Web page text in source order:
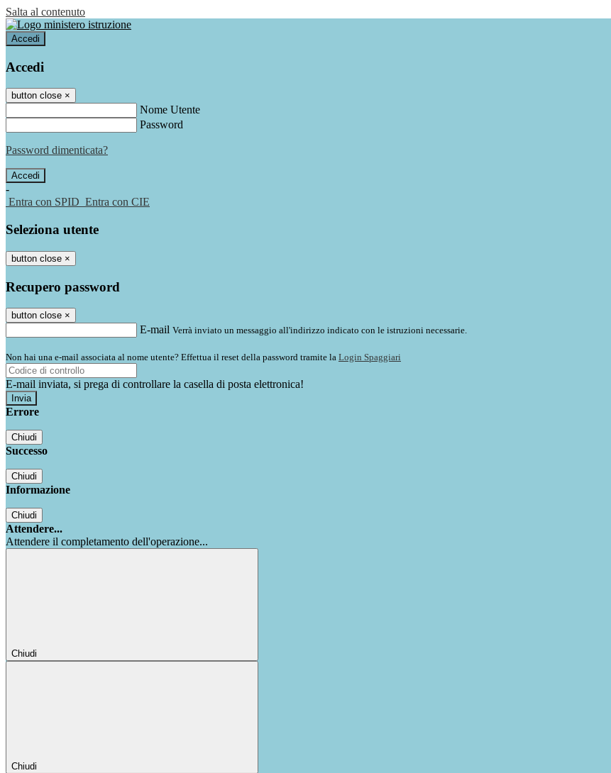
Salta al contenuto
Accedi
Accedi
button close ×
Nome Utente
Password
Password dimenticata?
-
Entra con SPID Entra con CIE
Seleziona utente
button close ×
Recupero password
button close ×
E-mail Verrà inviato un messaggio all'indirizzo indicato con le istruzioni necessarie.
Non hai una e-mail associata al nome utente? Effettua il reset della password tramite la Login Spaggiari
E-mail inviata, si prega di controllare la casella di posta elettronica!
Errore
Chiudi
Successo
Chiudi
Informazione
Chiudi
Attendere...
Attendere il completamento dell'operazione...
Chiudi
Chiudi